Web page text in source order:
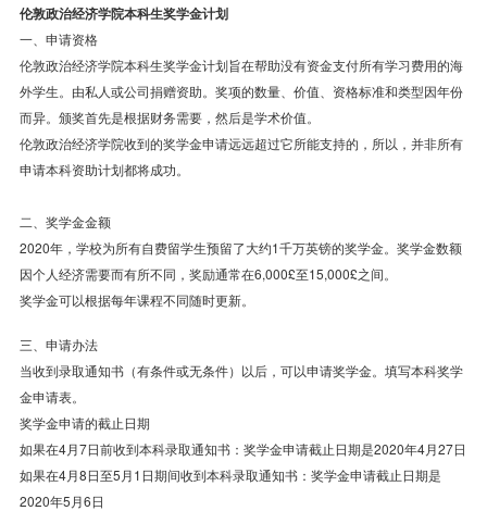
伦敦政治经济学院本科生奖学金计划
一、申请资格
伦敦政治经济学院本科生奖学金计划旨在帮助没有资金支付所有学习费用的海
外学生。由私人或公司捐赠资助。奖项的数量、价值、资格标准和类型因年份
而异。颁奖首先是根据财务需要，然后是学术价值。
伦敦政治经济学院收到的奖学金申请远远超过它所能支持的，所以，并非所有
申请本科资助计划都将成功。
二、奖学金金额
2020年，学校为所有自费留学生预留了大约1千万英镑的奖学金。奖学金数额
因个人经济需要而有所不同，奖励通常在6,000£至15,000£之间。
奖学金可以根据每年课程不同随时更新。
三、申请办法
当收到录取通知书（有条件或无条件）以后，可以申请奖学金。填写本科奖学
金申请表。
奖学金申请的截止日期
如果在4月7日前收到本科录取通知书：奖学金申请截止日期是2020年4月27日
如果在4月8日至5月1日期间收到本科录取通知书：奖学金申请截止日期是
2020年5月6日